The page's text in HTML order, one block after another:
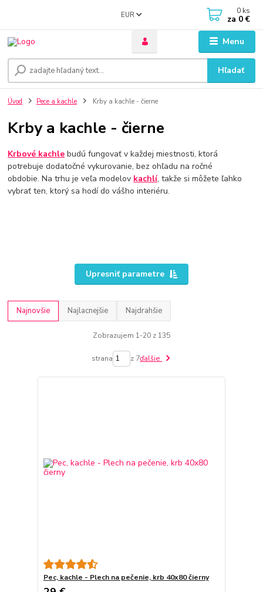
Menu
EUR
Hľadať
0 ks
za 0 €
Úvod Pece a kachle Krby a kachle - čierne
Krby a kachle - čierne
Krbové kachle budú fungovať v každej miestnosti, ktorá
potrebuje dodatočné vykurovanie, bez ohľadu na ročné
obdobie. Na trhu je veľa modelov kachlí, takže si môžete ľahko
vybrať ten, ktorý sa hodí do vášho interiéru.
Upresniť parametre
Najnovšie Najlacnejšie Najdrahšie
Zobrazujem 1-20 z 135
strana z 7ďalšie
Pec, kachle - Plech na pečenie, krb 40x80 čierny